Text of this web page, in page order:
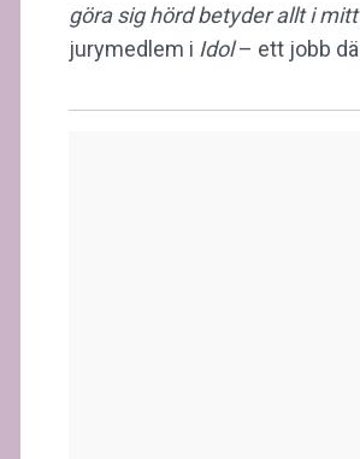
göra sig hörd betyder allt i mitt
jurymedlem i Idol– ett jobb